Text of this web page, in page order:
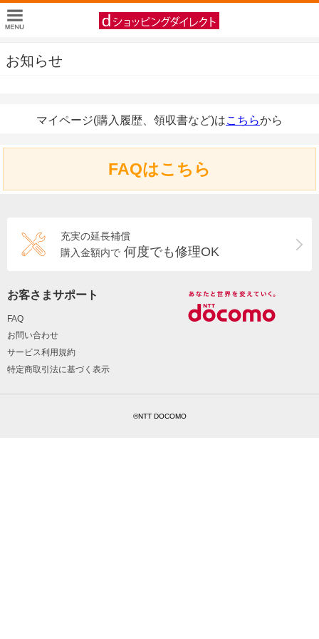
お知らせ
マイページ(購入履歴、領収書など)はこちらから
FAQはこちら
充実の延長補償
購入金額内で 何度でも修理OK
お客さまサポート
FAQ
お問い合わせ
サービス利用規約
特定商取引法に基づく表示
©NTT DOCOMO